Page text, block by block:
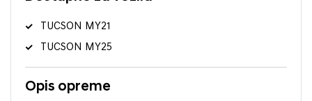
TUCSON MY21
TUCSON MY25
Opis opreme